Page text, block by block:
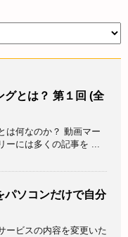
グとは？ 第１回 (全
は何なのか？ 動画マー
ーには多くの記事を ...
パソコンだけで自分
ービスの内容を変更いた